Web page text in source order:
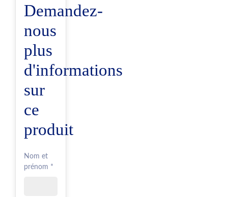
Demandez-
nous
plus
d'informations
sur
ce
produit
Nom et
prénom *